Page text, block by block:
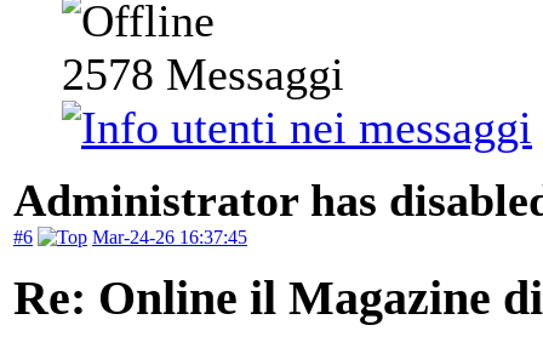
2578 Messaggi
Administrator has
#6 Mar-24-26 16:37:45
Re: Online il Magazine